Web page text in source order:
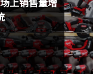
上销售量增